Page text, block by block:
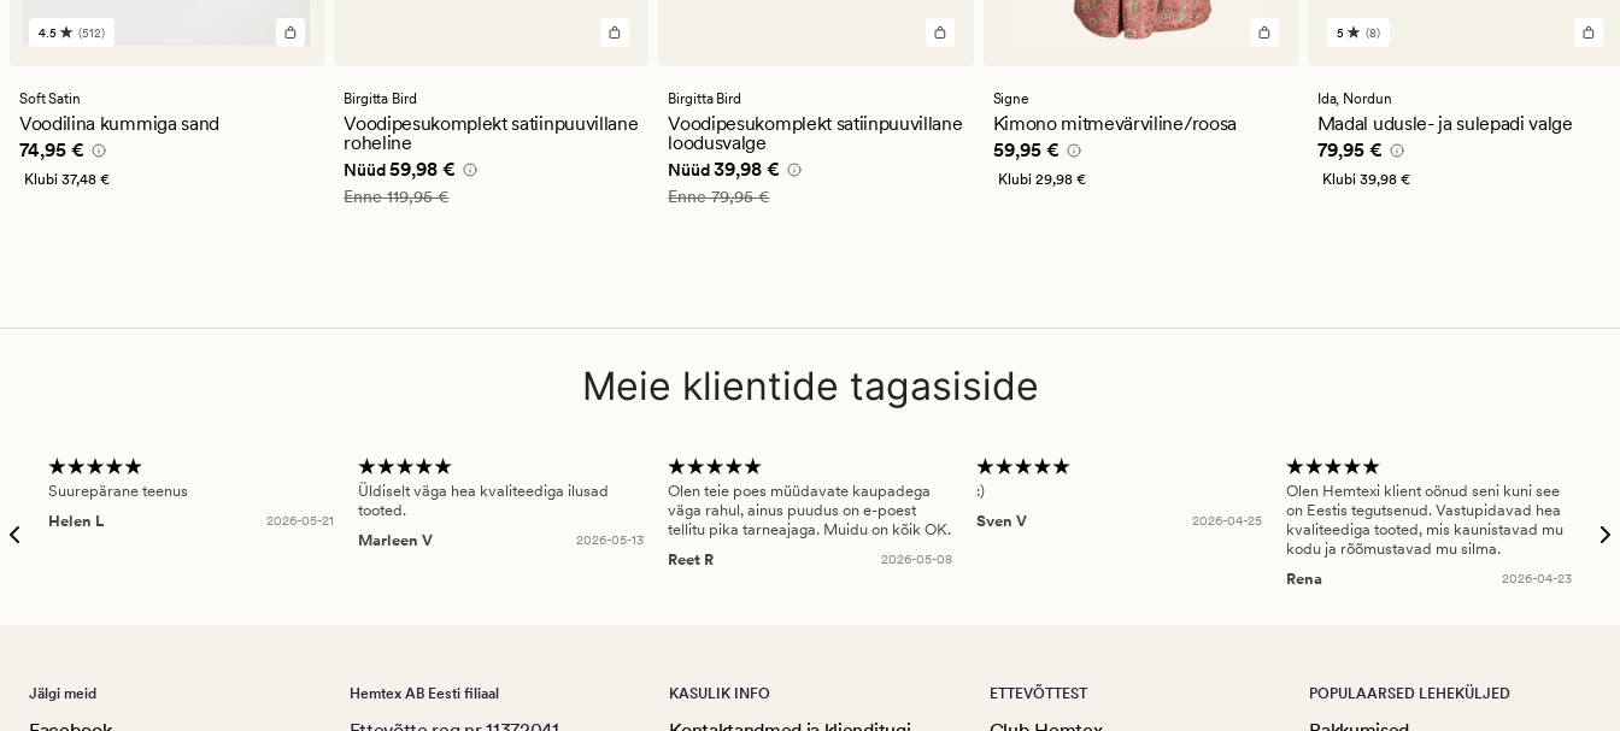
512
hinnanguga
4.5
4.5 (512)
Soft Satin
Voodilina kummiga sand
Pris_ee 74,95 €
74,95 €
Klubi 37,48 €
Birgitta Bird
Voodipesukomplekt satiinpuuvillane
roheline
Nåværende pris_ee
Nüüd59,98 €
Vanlig pris_ee
Enne119,95 €
Birgitta Bird
Voodipesukomplekt satiinpuuvillane
loodusvalge
Nåværende pris_ee
Nüüd 39,98 €
Vanlig pris_ee
Enne79,95 €
Signe
Kimono mitmevärviline/roosa
Pris_ee 59,95 €
59,95 €
Klubi 29,98 €
8
hinnanguga
5
5 (8)
Ida, Nordun
Madal udusle- ja sulepadi valge
Pris_ee 79,95 €
79,95 €
Klubi 39,98 €
Meie klientide tagasiside
Suurepärane teenus
Helen L
2026-05-21
Üldiselt väga hea kvaliteediga ilusad
tooted.
Marleen V
2026-05-13
Olen teie poes müüdavate kaupadega
väga rahul, ainus puudus on e-poest
tellitu pika tarneajaga. Muidu on kõik OK.
Reet R
2026-05-08
:)
Sven V
2026-04-25
Olen Hemtexi klient oönud seni kuni see
on Eestis tegutsenud. Vastupidavad hea
kvaliteediga tooted, mis kaunistavad mu
kodu ja rõõmustavad mu silma.
Rena
2026-04-23
Jälgi meid Hemtex AB Eesti filiaal KASULIK INFO ETTEVÕTTEST POPULAARSED LEHEKÜLJED